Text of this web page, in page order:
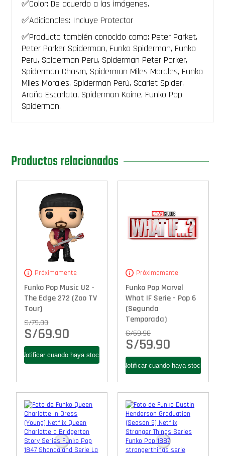
✅Color: De acuerdo a las imágenes.
✅Adicionales: Incluye Protector
✅Producto también conocido como: Peter Parket,
Peter Parker Spiderman, Funko Spiderman, Funko
Peru, Spiderman Peru, Spiderman Peter Parker,
Spiderman Chasm, Spiderman Miles Morales, Funko
Miles Morales, Spiderman Perú, Scarlet Spider,
Araña Escarlata, Spiderman Kaine, Funko Pop
Spiderman.
Productos relacionados
Próximamente
Funko Pop Music U2 -
The Edge 272 (Zoo TV
Tour)
S/79.00
S/69.90
Próximamente
Funko Pop Marvel
What IF Serie - Pop 6
(Segunda
Temporada)
S/69.90
S/59.90